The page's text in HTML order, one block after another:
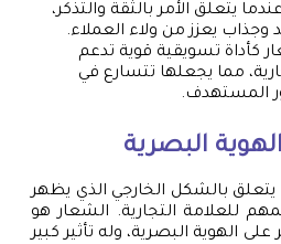
يتعلق الأمر بالثقة والتذكر،
وجذاب يعزز من ولاء العملاء.
كأداة تسويقية قوية تدعم
مما يجعلها تتسارع في
المستهدف.
البصرية
بالشكل الخارجي الذي يظهر
للعلامة التجارية. الشعار هو
الهوية البصرية، وله تأثير كبير